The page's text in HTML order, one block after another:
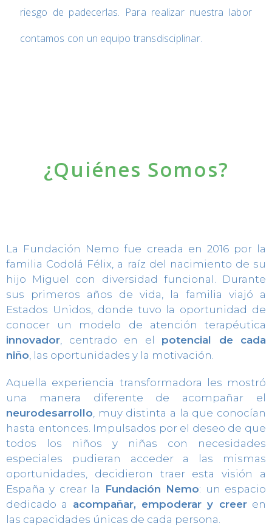
riesgo de padecerlas. Para realizar nuestra labor
contamos con un equipo transdisciplinar.
¿Quiénes Somos?
La Fundación Nemo fue creada en 2016 por la
familia Codolá Félix, a raíz del nacimiento de su
hijo Miguel con diversidad funcional. Durante
sus primeros años de vida, la familia viajó a
Estados Unidos, donde tuvo la oportunidad de
conocer un modelo de atención terapéutica
innovador , centrado en el potencial de cada
niño , las oportunidades y la motivación.
Aquella experiencia transformadora les mostró
una manera diferente de acompañar el
neurodesarrollo , muy distinta a la que conocían
hasta entonces. Impulsados por el deseo de que
todos los niños y niñas con necesidades
especiales pudieran acceder a las mismas
oportunidades, decidieron traer esta visión a
España y crear la Fundación Nemo: un espacio
dedicado a acompañar, empoderar y creeren
las capacidades únicas de cada persona.